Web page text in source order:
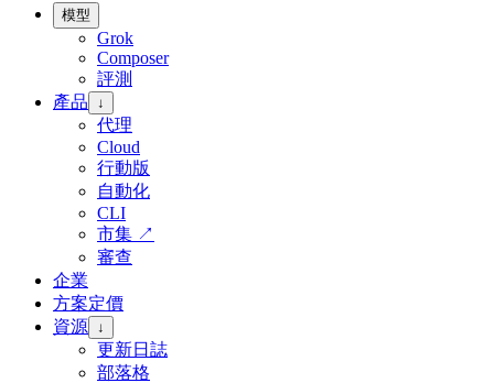
模型
Grok
Composer
評測
產品
↓
代理
Cloud
行動版
自動化
CLI
市集 ↗
審查
企業
方案定價
資源 ↓
更新日誌
部落格